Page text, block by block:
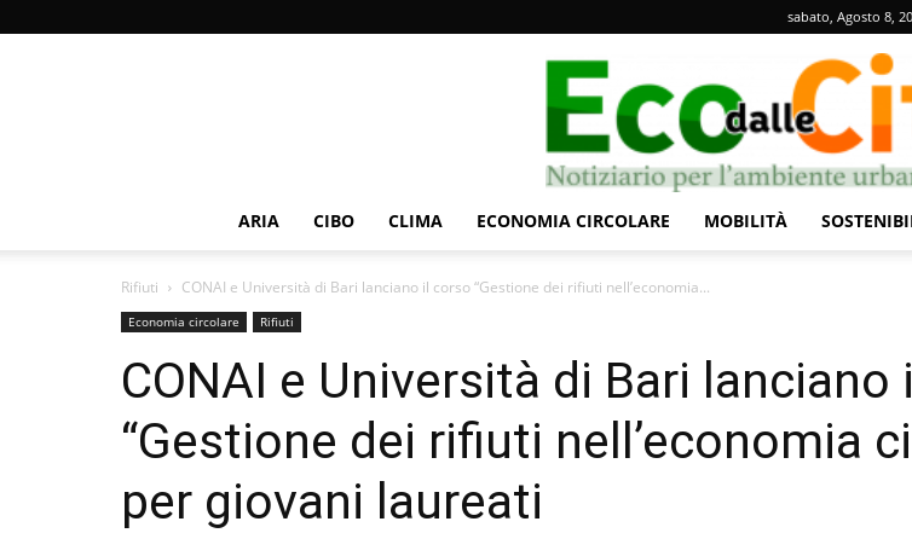
sabato, Agosto 8,
dalle
ARIA CIBO CLIMA ECONOMIA CIRCOLARE MOBILITÀ
Rifiuti CONAI e Università di Bari lanciano il corso “Gestione dei rifiuti nell’economia...
Economia circolare Rifiuti
CONAI e Università di Bari lanciano
“Gestione dei rifiuti nell’economia
per giovani laureati